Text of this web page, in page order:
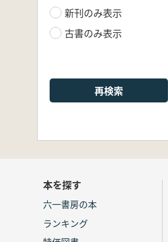
新刊のみ表示
古書のみ表示
再検索
本を探す
六一書房の本
ランキング